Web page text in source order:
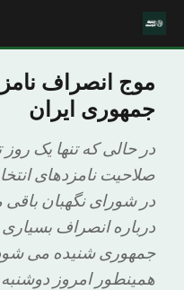
موج انصراف
جمهوری ایران
در حالی که تنها یک
صلاحیت نامزدهای
در شورای نگهبان باقی
درباره انصراف
جمهوری شنیده می
همینطور امروز